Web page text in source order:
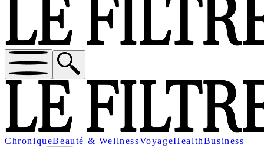
ChroniqueBeauté & WellnessVoyageHealthBusiness